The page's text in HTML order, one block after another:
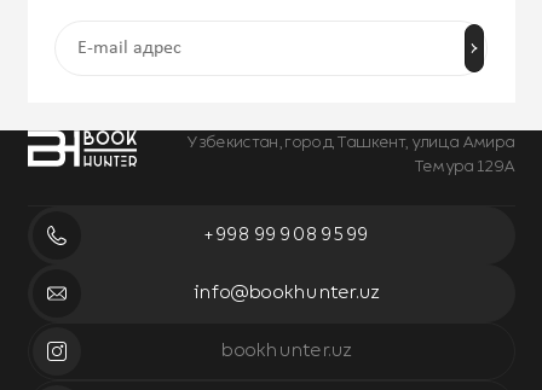
Узбекистан, город Ташкент, улица Амира
Темура 129А
+998 99 908 95 99
info@bookhunter.uz
bookhunter.uz